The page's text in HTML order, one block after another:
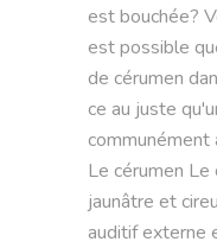
est bouchée?
est possible
de cérumen
ce au juste
communément
Le cérumen
jaunâtre et
auditif externe